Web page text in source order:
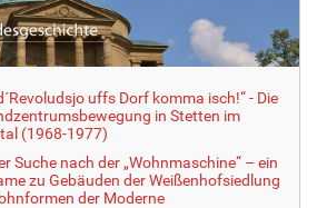
uffs Dorf komma isch!“ - Die
in Stetten im
(1968-1977)
Suche nach der „Wohnmaschine“ – ein
zu Gebäuden der Weißenhofsiedlung
der Moderne